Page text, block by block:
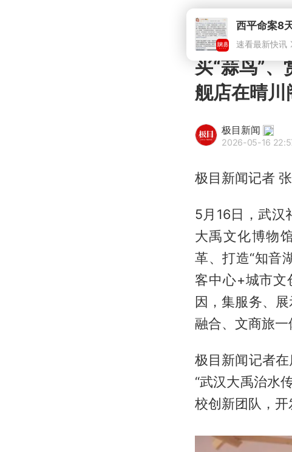
买“蒜鸟”
舰店在晴川
极目新闻
2026-05-16
极目新闻记者
5月16日，武汉
大禹文化博物
革、打造“知音
客中心+城市文
因，集服务、
融合、文商旅一
极目新闻记者
“武汉大禹治水
校创新团队，开